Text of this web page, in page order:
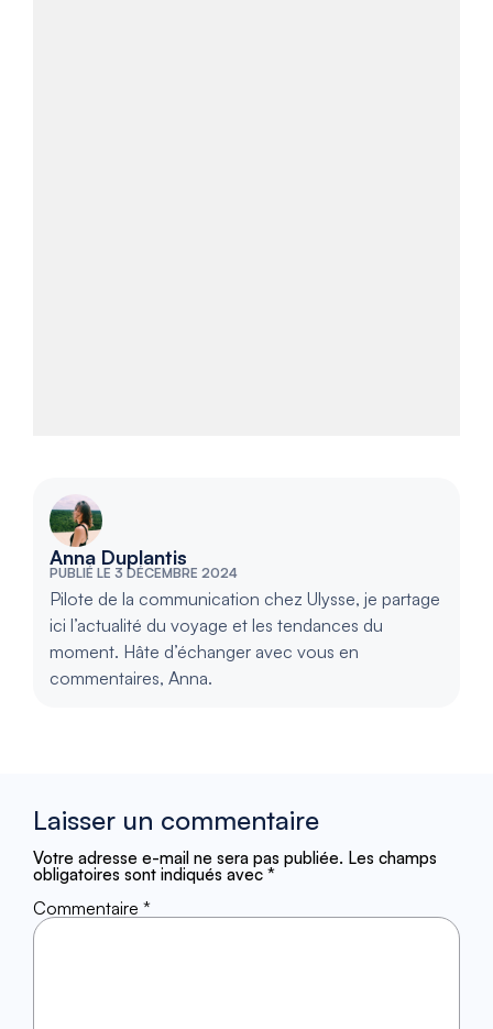
Anna Duplantis
PUBLIÉ LE 3 DÉCEMBRE 2024
Pilote de la communication chez Ulysse, je partage
ici l’actualité du voyage et les tendances du
moment. Hâte d’échanger avec vous en
commentaires, Anna.
Laisser un commentaire
Votre adresse e-mail ne sera pas publiée. Les champs
obligatoires sont indiqués avec *
Commentaire *